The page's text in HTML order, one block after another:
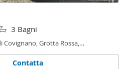
3 Bagni
Covignano, Grotta Rossa,
Contatta